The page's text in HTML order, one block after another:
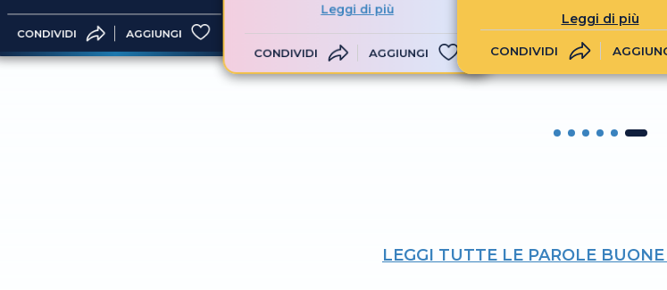
CONDIVIDI AGGIUNGI
Leggi di più
CONDIVIDI AGGIUNGI
Leggi di più
CONDIVIDI
LEGGI TUTTE LE PAROLE